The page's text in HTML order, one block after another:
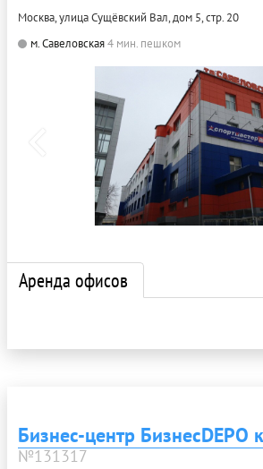
Москва, улица Сущёвский Вал, дом 5, стр. 20
м. Савеловская4 мин. пешком
Аренда офисов
Бизнес-центр БизнесDEPO
№131317